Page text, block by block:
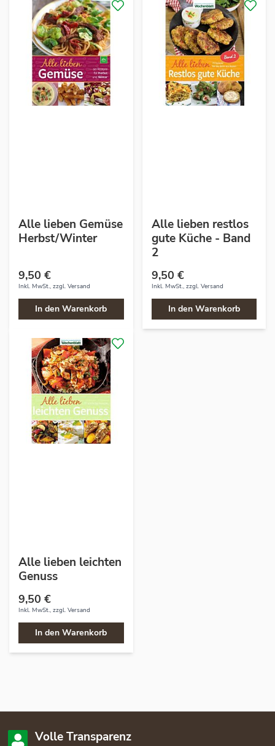
Alle lieben Gemüse
Herbst/Winter
9,50 €
Inkl. MwSt., zzgl. Versand
In den Warenkorb
Alle lieben restlos
gute Küche - Band
2
9,50 €
Inkl. MwSt., zzgl. Versand
In den Warenkorb
Alle lieben leichten
Genuss
9,50 €
Inkl. MwSt., zzgl. Versand
In den Warenkorb
Volle Transparenz